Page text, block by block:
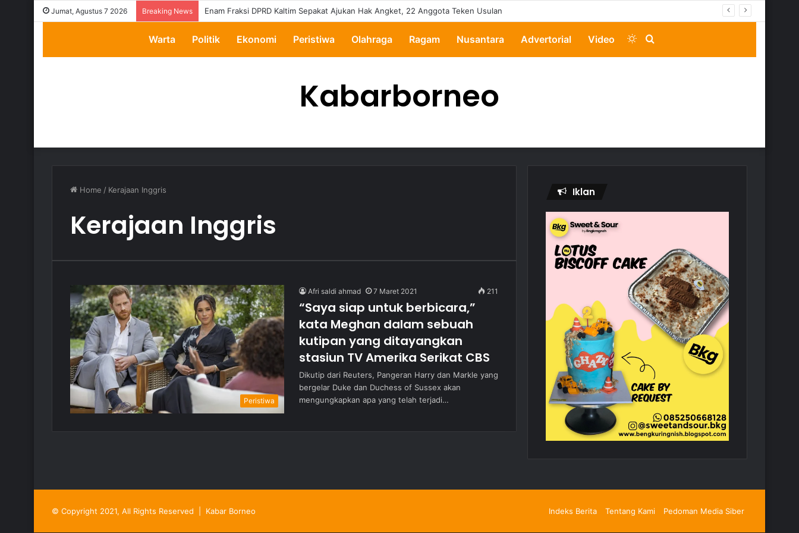
Jumat, Agustus 7 2026 Breaking News Enam Fraksi DPRD Kaltim Sepakat Ajukan Hak Angket, 22 Anggota Teken Usulan
Warta Politik Ekonomi Peristiwa Olahraga Ragam Nusantara Advertorial Video Search
Switch
Kabarborneo
Home / Kerajaan Inggris
Kerajaan Inggris
Peristiwa
Afri saldi ahmad 7 Maret 2021 211
“Saya siap untuk berbicara,”
kata Meghan dalam sebuah
kutipan yang ditayangkan
stasiun TV Amerika Serikat CBS
Dikutip dari Reuters, Pangeran Harry dan Markle yang
bergelar Duke dan Duchess of Sussex akan
mengungkapkan apa yang telah terjadi…
Iklan
© Copyright 2021, All Rights Reserved | Kabar Borneo Indeks Berita Tentang Kami Pedoman Media Siber